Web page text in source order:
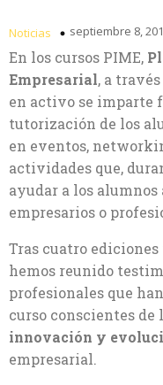
Noticias septiembre 8,
En los cursos PIME,
Empresarial, a
en activo se imparte
tutorización de los
en eventos,
actividades que,
ayudar a los
empresarios o
Tras cuatro
hemos reunido
profesionales que
curso conscientes de
innovación y
empresarial.